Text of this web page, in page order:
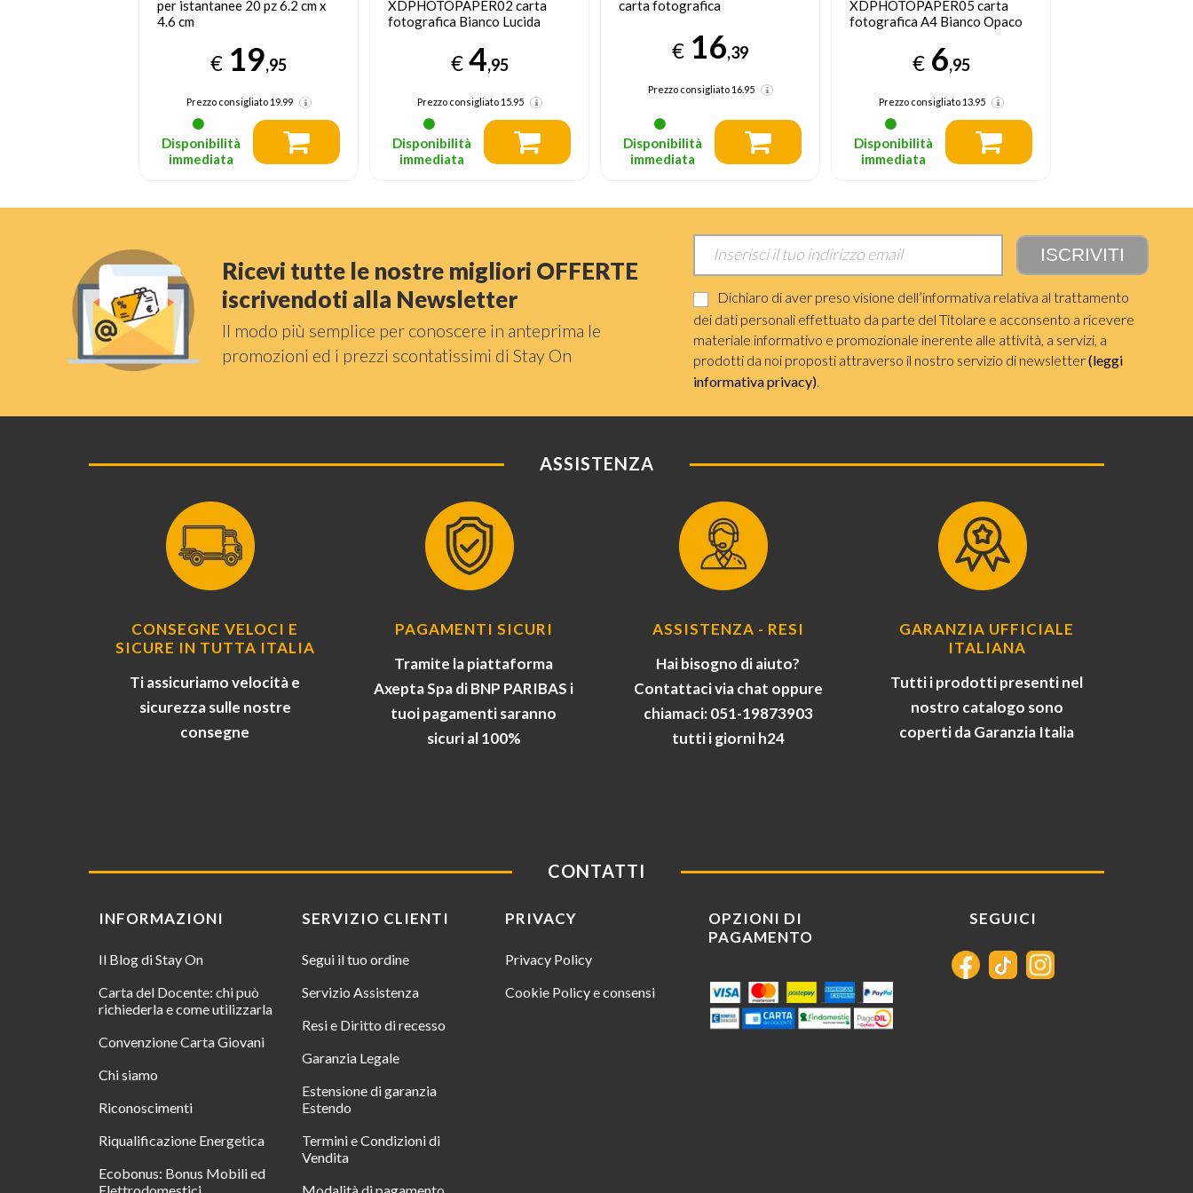
XDPHOTOPAPER02 carta
fotografica Bianco Lucida
€ 4,95
Prezzo consigliato15.95
Disponibilità
immediata
carta fotografica
16
Disponibilità
immediata
XDPHOTOPAPER05 carta
€ 6,95
Disponibilità
immediata
Type Color pellicola per
istantanee 8 pezzo(i) 107 x 88
€ 17,05
Prezzo consigliato17.95
Disponibilità
immediata
Ricevi tutte le nostre migliori OFFERTE
iscrivendoti alla Newsletter
Il modo più semplice per conoscere in anteprima le
promozioni ed i prezzi scontatissimi di Stay On
Dichiaro di aver preso visione dell’informativa relativa al trattamento
dei dati personali effettuato da parte del Titolare e acconsento a ricevere
materiale informativo e promozionale inerente alle attività, a servizi, a
prodotti da noi proposti attraverso il nostro servizio di newsletter(leggi
informativa privacy).
ASSISTENZA
CONSEGNE VELOCI E
SICURE IN TUTTA ITALIA
Ti assicuriamo velocità e
sicurezza sulle nostre
consegne
PAGAMENTI SICURI
Tramite la piattaforma
Axepta Spa di BNP PARIBAS i
tuoi pagamenti saranno
sicuri al 100%
ASSISTENZA - RESI
Hai bisogno di aiuto?
Contattaci via chat oppure
chiamaci: 051-19873903
tutti i giorni h24
GARANZIA UFFICIALE
ITALIANA
Tutti i prodotti presenti nel
nostro catalogo sono
coperti da Garanzia Italia
CONTATTI
INFORMAZIONI
Il Blog di Stay On
Carta del Docente: chi può
richiederla e come utilizzarla
Convenzione Carta Giovani
Chi siamo
Riconoscimenti
Riqualificazione Energetica
Ecobonus: Bonus Mobili ed
Elettrodomestici
SERVIZIO CLIENTI
Segui il tuo ordine
Servizio Assistenza
Resi e Diritto di recesso
Garanzia Legale
Estensione di garanzia
Estendo
Termini e Condizioni di
Vendita
Modalità di pagamento
PRIVACY
Privacy Policy
Cookie Policy e consensi
OPZIONI DI
PAGAMENTO
SEGUICI